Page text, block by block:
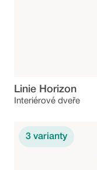
Linie Horizon
Interiérové dveře
3 varianty